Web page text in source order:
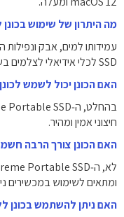
מה היתרון של שימוש
SSD לכלי אידיאלי לצלמים בשטח.
האם הכונן יכול לשמש לכונן
חיצוני אמין ומהיר.
האם הכונן צורך הרבה
ומתאים לשימוש במכשירים
האם ניתן להשתמש בכונן